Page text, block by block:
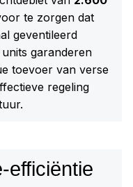
te zorgen dat
geventileerd
garanderen
toevoer van verse
regeling
efficiëntie